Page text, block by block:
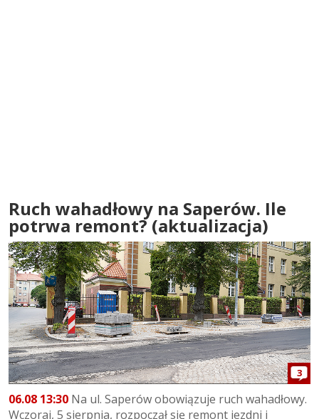
Ruch wahadłowy na Saperów. Ile
potrwa remont? (aktualizacja)
3
06.08 13:30 Na ul. Saperów obowiązuje ruch wahadłowy.
Wczoraj, 5 sierpnia, rozpoczął się remont jezdni i